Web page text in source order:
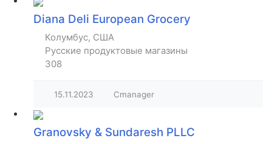
Diana Deli European Grocery
Колумбус, США
Русские продуктовые магазины
308
15.11.2023 Cmanager
Granovsky & Sundaresh PLLC